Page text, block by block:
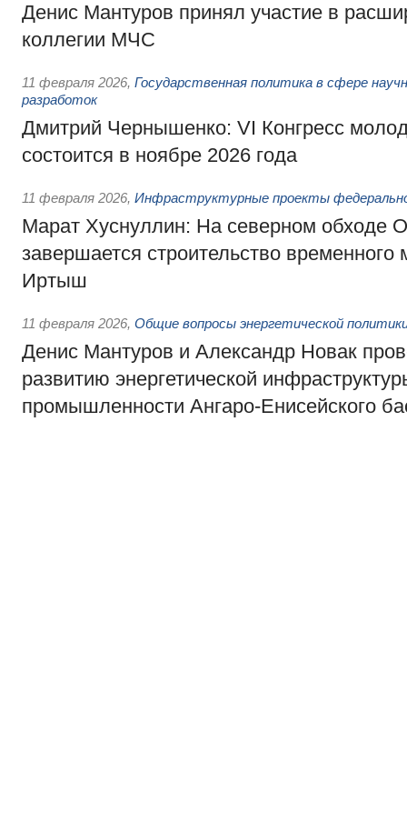
Денис Мантуров принял участие в
коллегии МЧС
11 февраля 2026, Государственная политика в сфере
разработок
Дмитрий Чернышенко: VI Конгресс
состоится в ноябре 2026 года
11 февраля 2026, Инфраструктурные проекты
Марат Хуснуллин: На северном обходе
завершается строительство временного
Иртыш
11 февраля 2026, Общие вопросы энергетической
Денис Мантуров и Александр Новак
развитию энергетической
промышленности Ангаро-Енисейского